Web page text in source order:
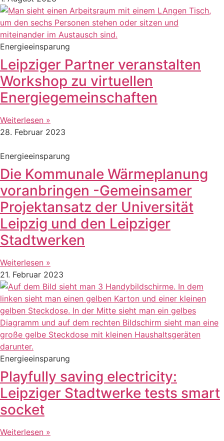
Energieeinsparung
Leipziger Partner veranstalten
Workshop zu virtuellen
Energiegemeinschaften
Weiterlesen »
28. Februar 2023
Energieeinsparung
Die Kommunale Wärmeplanung
voranbringen -Gemeinsamer
Projektansatz der Universität
Leipzig und den Leipziger
Stadtwerken
Weiterlesen »
21. Februar 2023
Energieeinsparung
Playfully saving electricity:
Leipziger Stadtwerke tests smart
socket
Weiterlesen »